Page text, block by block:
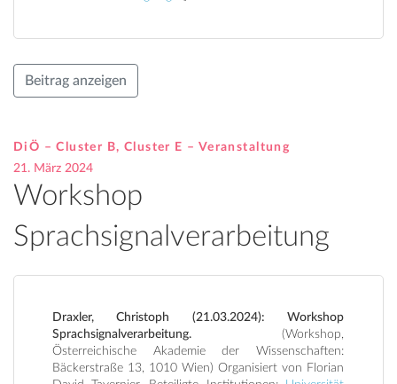
Beitrag anzeigen
DiÖ – Cluster B, Cluster E – Veranstaltung
21. März 2024
Workshop
Sprachsignalverarbeitung
Draxler, Christoph (21.03.2024): Workshop
Sprachsignalverarbeitung. (Workshop,
Österreichische Akademie der Wissenschaften:
Bäckerstraße 13, 1010 Wien) Organisiert von Florian